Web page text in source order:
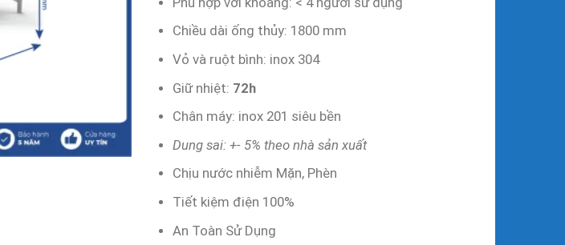
Chiều dài ống thủy: 1800 mm
Vỏ và ruột bình: inox 304
Giữ nhiệt: 72h
Chân máy: inox 201 siêu bền
Dung sai: +- 5% theo nhà sản xuất
Chịu nước nhiễm Mặn, Phèn
Tiết kiệm điện 100%
An Toàn Sử Dụng